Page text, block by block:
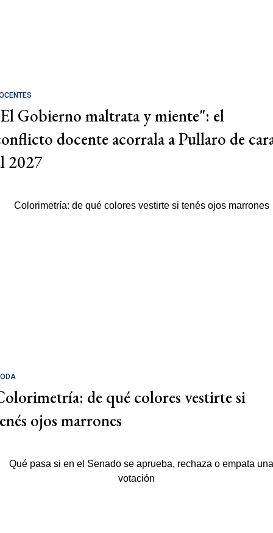
Gobierno maltrata y miente": el
docente acorrala a Pullaro de
2027
de qué colores vestirte si
ojos marrones